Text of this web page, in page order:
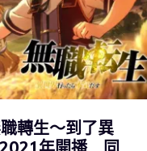
轉生～到了異